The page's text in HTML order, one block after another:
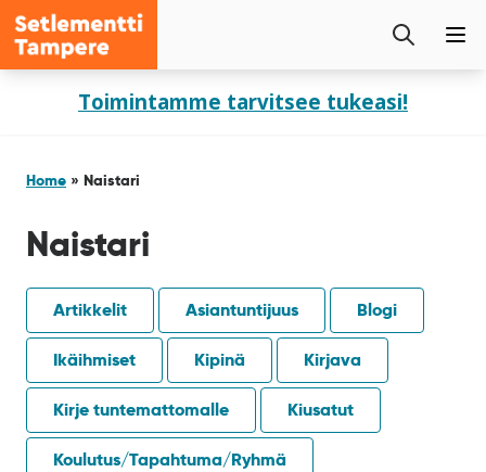
sisältöönToimintamme tarvitsee tukeasi!
Setlementti
Tampere
Etsi
Home » Naistari
Naistari
Artikkelit Asiantuntijuus Blogi
Ikäihmiset Kipinä Kirjava
Kirje tuntemattomalle Kiusatut
Koulutus/Tapahtuma/Ryhmä